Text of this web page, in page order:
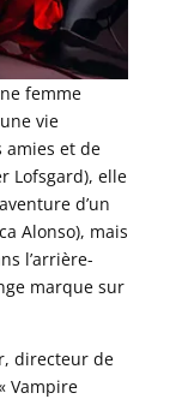
femme
vie
amies et de
Lofsgard), elle
d’un
Alonso), mais
l’arrière-
marque sur
directeur de
Vampire